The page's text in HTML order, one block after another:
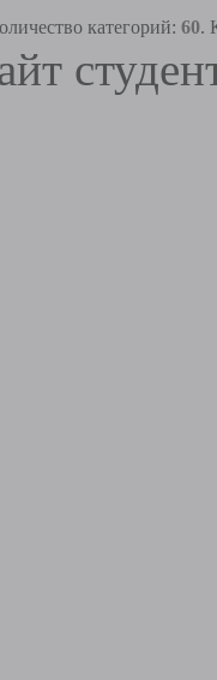
категорий: 60.